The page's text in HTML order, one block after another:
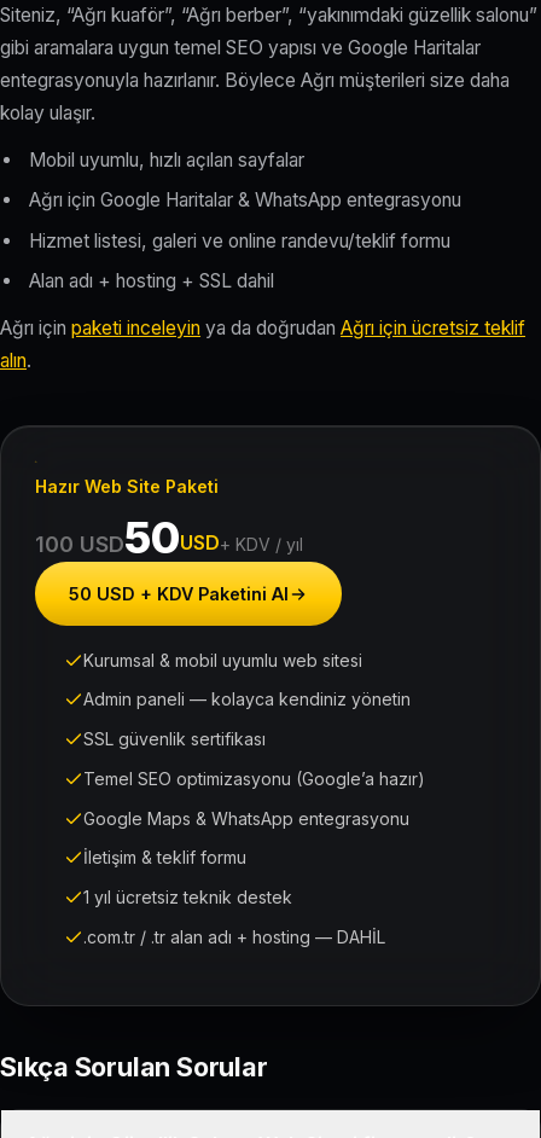
Siteniz, “Ağrı kuaför”, “Ağrı berber”, “yakınımdaki güzellik salonu”
gibi aramalara uygun temel SEO yapısı ve Google Haritalar
entegrasyonuyla hazırlanır. Böylece Ağrı müşterileri size daha
kolay ulaşır.
Mobil uyumlu, hızlı açılan sayfalar
Ağrı için Google Haritalar & WhatsApp entegrasyonu
Hizmet listesi, galeri ve online randevu/teklif formu
Alan adı + hosting + SSL dahil
Ağrı için paketi inceleyin ya da doğrudan Ağrı için ücretsiz teklif
alın.
Hazır Web Site Paketi
100 USD50USD+ KDV / yıl
50 USD + KDV Paketini Al
Kurumsal & mobil uyumlu web sitesi
Admin paneli — kolayca kendiniz yönetin
SSL güvenlik sertifikası
Temel SEO optimizasyonu (Google’a hazır)
Google Maps & WhatsApp entegrasyonu
İletişim & teklif formu
1 yıl ücretsiz teknik destek
.com.tr / .tr alan adı + hosting — DAHİL
Sıkça Sorulan Sorular